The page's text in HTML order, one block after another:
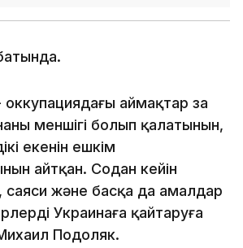
аймақтар заң
меншігі болып қалатынын,
екенін ешкім
айтқан. Содан кейін
және басқа да амалдар
Украинаға қайтаруға
Подоляк.